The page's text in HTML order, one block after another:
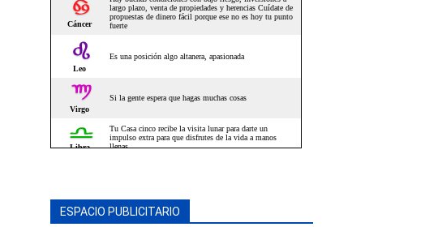
ESPACIO PUBLICITARIO